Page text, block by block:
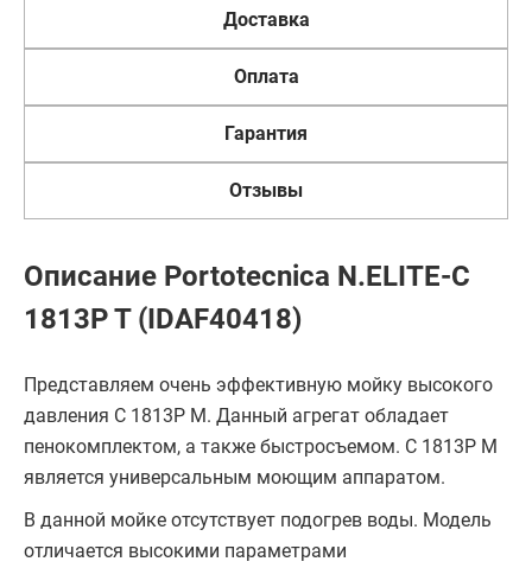
Доставка
Оплата
Гарантия
Отзывы
Описание Portotecnica N.ELITE-C
1813P T (IDAF40418)
Представляем очень эффективную мойку высокого
давления C 1813P M. Данный агрегат обладает
пенокомплектом, а также быстросъемом. C 1813P M
является универсальным моющим аппаратом.
В данной мойке отсутствует подогрев воды. Модель
отличается высокими параметрами